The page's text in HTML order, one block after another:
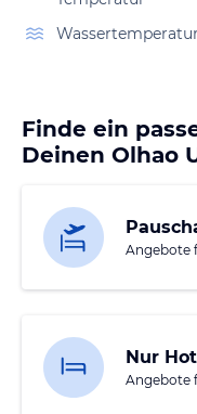
Wassertemperatur
Finde ein
Deinen Olhao
Angebote
Nur
Angebote